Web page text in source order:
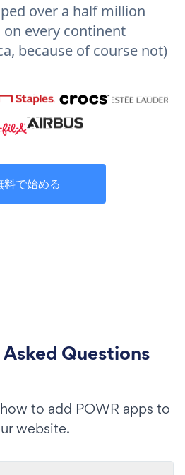
over a half million
on every continent
because of course not)
料で始める
Questions
to add POWR apps to
website.